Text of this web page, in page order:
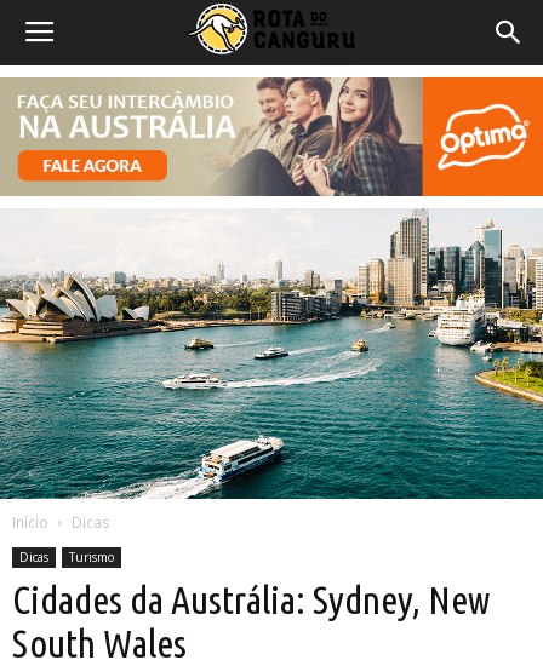
Início Dicas
Dicas Turismo
Cidades da Austrália: Sydney, New
South Wales